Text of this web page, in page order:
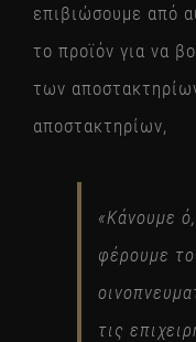
επιβιώσουμε από
το προϊόν για να
των
αποστακτηρίων,
«Κάνουμε
φέρουμε
τις